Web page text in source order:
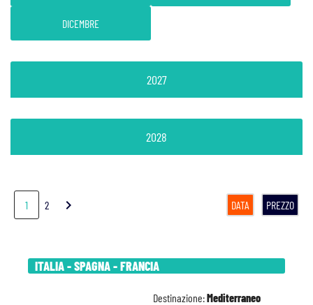
1 2 chevron_right DATA PREZZO
ITALIA - SPAGNA - FRANCIA
Destinazione:Mediterraneo
DICEMBRE
2027
2028